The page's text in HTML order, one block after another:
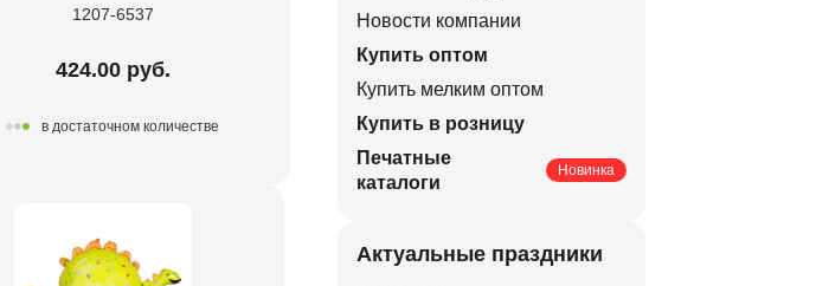
1207-6537
424.00 руб.
в достаточном количестве
Новости компании
Купить оптом
Купить мелким оптом
Купить в розницу
Печатные
каталоги
Новинка
Актуальные праздники